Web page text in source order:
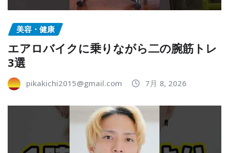
美容・健康
エアロバイクに乗りながら二の腕筋トレ
3選
pikakichi2015@gmail.com 7月 8, 2026